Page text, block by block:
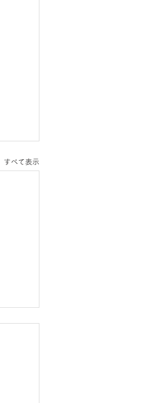
すべて表示